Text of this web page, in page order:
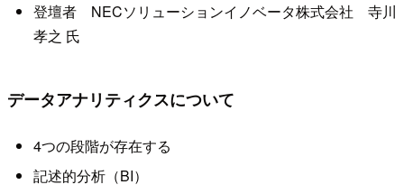
登壇者 NECソリューションイノベータ株式会社 寺川
孝之 氏
データアナリティクスについて
4つの段階が存在する
記述的分析（BI）